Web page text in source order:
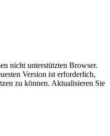
nicht unterstützten Browser.
Version ist erforderlich,
zu können. Aktualisieren Sie